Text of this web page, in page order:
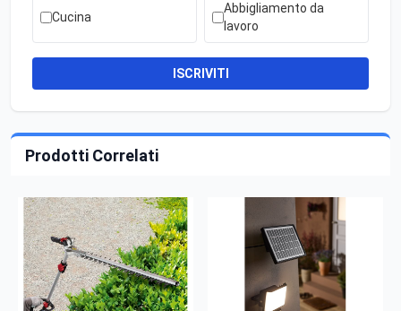
Cucina
Abbigliamento da
lavoro
ISCRIVITI
Prodotti Correlati